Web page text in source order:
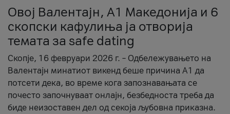
Овој Валентајн, A1 Македонија и 6
скопски кафулиња ја отворија
темата за safe dating
Скопје, 16 февруари 2026 г. – Одбележувањето на
Валентајн минатиот викенд беше причина А1 да
потсети дека, во време кога запознавањата се
почесто започнуваат онлајн, безбедноста треба да
биде неизоставен дел од секоја љубовна приказна.